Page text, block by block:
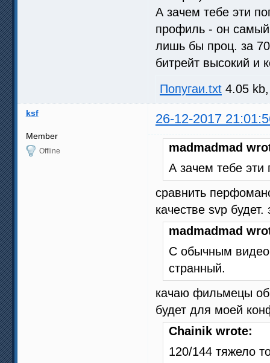
А зачем тебе эти
профиль - он
лишь бы проц. за
битрейт высокий и
Попугаи.txt 4.05
ksf 26-12-2017
Member
Offline
madmadmad
А зачем тебе эти
сравнить
качестве svp будет.
madmadmad
С обычным видео
странный.
качаю фильмецы
будет для моей
Chainik wrote:
120/144 тяжело